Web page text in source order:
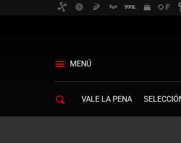
MENÚ
VALE LA PENA